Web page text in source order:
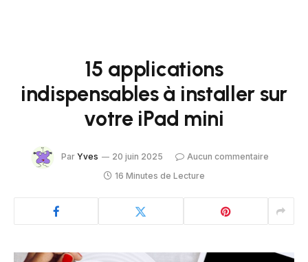
15 applications
indispensables à installer sur
votre iPad mini
Par Yves 20 juin 2025
Aucun commentaire
16 Minutes de Lecture